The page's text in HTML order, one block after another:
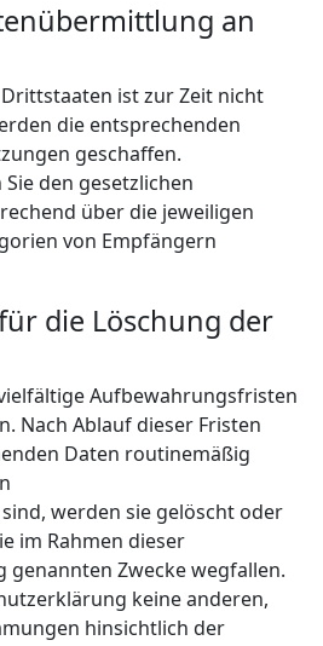
an
ist zur Zeit nicht
die entsprechenden
geschaffen.
den gesetzlichen
über die jeweiligen
von Empfängern
die Löschung der
Aufbewahrungsfristen
Nach Ablauf dieser Fristen
Daten routinemäßig
werden sie gelöscht oder
im Rahmen dieser
genannten Zwecke wegfallen.
keine anderen,
hinsichtlich der